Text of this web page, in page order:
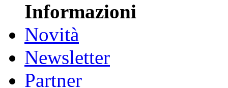
Informazioni
Novità
Newsletter
Partner